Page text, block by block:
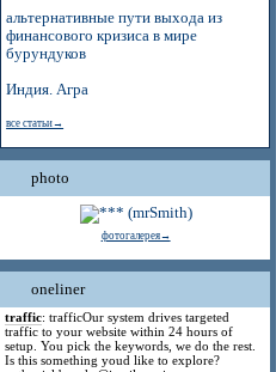
альтернативные пути выхода из
финансового кризиса в мире
бурундуков
Индия. Агра
все статьи→
photo
фотогалерея→
oneliner
traffic: trafficOur system drives targeted
traffic to your website within 24 hours of
setup. You pick the keywords, we do the rest.
Is this something youd like to explore?